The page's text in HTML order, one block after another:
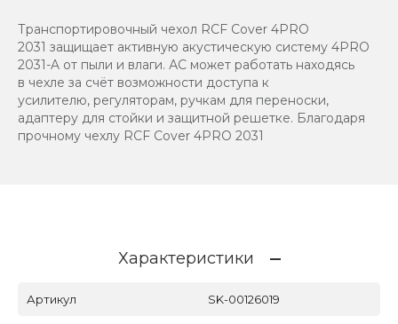
Транспортировочный чехол RCF Cover 4PRO
2031 защищает активную акустическую систему 4PRO
2031-A от пыли и влаги. АС может работать находясь
в чехле за счёт возможности доступа к
усилителю, регуляторам, ручкам для переноски,
адаптеру для стойки и защитной решетке. Благодаря
прочному чехлу RCF Cover 4PRO 2031
Характеристики
Артикул SK-00126019